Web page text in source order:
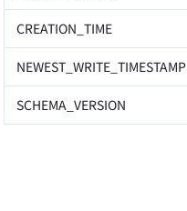
CREATION_TIME
NEWEST_WRITE_TIMESTAMP
SCHEMA_VERSION